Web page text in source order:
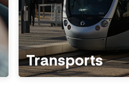
Transports